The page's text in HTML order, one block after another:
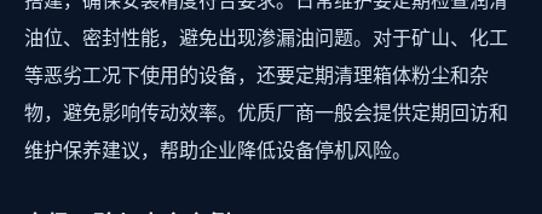
油位、密封性能，避免出现渗漏油问题。对于矿山、化工
等恶劣工况下使用的设备，还要定期清理箱体粉尘和杂
物，避免影响传动效率。优质厂商一般会提供定期回访和
维护保养建议，帮助企业降低设备停机风险。